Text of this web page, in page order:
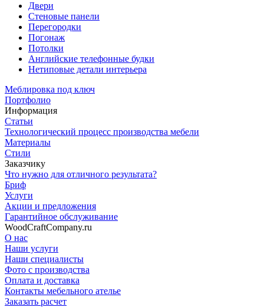
Двери
Cтеновые панели
Перегородки
Погонаж
Потолки
Английские телефонные будки
Нетиповые детали интерьера
Меблировка под ключ
Портфолио
Информация
Статьи
Технологический процесс производства мебели
Материалы
Стили
Заказчику
Что нужно для отличного результата?
Бриф
Услуги
Акции и предложения
Гарантийное обслуживание
WoodCraftCompany.ru
О нас
Наши услуги
Наши специалисты
Фото с производства
Оплата и доставка
Контакты мебельного ателье
Заказать расчет